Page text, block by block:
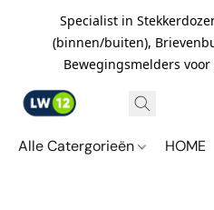
Specialist in
(binnen/buiten),
Bewegingsmelders
Alle Catergorieën HOME